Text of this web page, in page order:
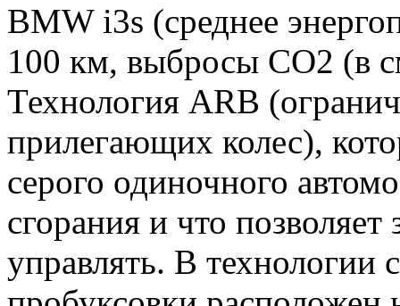
BMW i3s (среднее
100 км, выбросы CO2 (в
Технология ARB
прилегающих колес),
серого одиночного
сгорания и что
управлять. В технологии